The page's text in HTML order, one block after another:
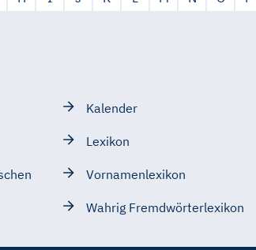
Kalender
Lexikon
Vornamenlexikon
Wahrig Fremdwörterlexikon